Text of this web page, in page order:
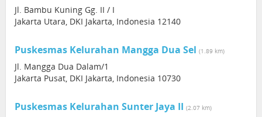
Jl. Bambu Kuning Gg. II / I
Jakarta Utara, DKI Jakarta, Indonesia 12140
Puskesmas Kelurahan Mangga Dua Sel (1.89 km)
Jl. Mangga Dua Dalam/1
Jakarta Pusat, DKI Jakarta, Indonesia 10730
Puskesmas Kelurahan Sunter Jaya II (2.07 km)